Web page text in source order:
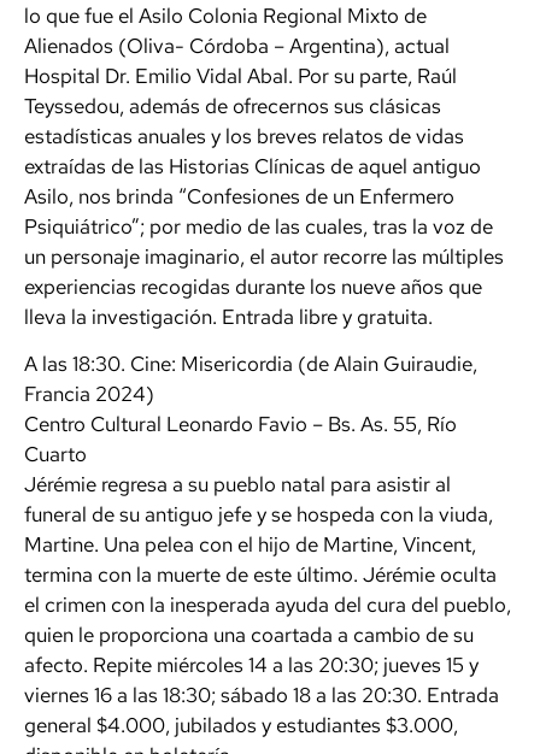
lo que fue el Asilo Colonia Regional Mixto de
Alienados (Oliva- Córdoba – Argentina), actual
Hospital Dr. Emilio Vidal Abal. Por su parte, Raúl
Teyssedou, además de ofrecernos sus clásicas
estadísticas anuales y los breves relatos de vidas
extraídas de las Historias Clínicas de aquel antiguo
Asilo, nos brinda “Confesiones de un Enfermero
Psiquiátrico”; por medio de las cuales, tras la voz de
un personaje imaginario, el autor recorre las múltiples
experiencias recogidas durante los nueve años que
lleva la investigación. Entrada libre y gratuita.
A las 18:30. Cine: Misericordia (de Alain Guiraudie,
Francia 2024)
Centro Cultural Leonardo Favio – Bs. As. 55, Río
Cuarto
Jérémie regresa a su pueblo natal para asistir al
funeral de su antiguo jefe y se hospeda con la viuda,
Martine. Una pelea con el hijo de Martine, Vincent,
termina con la muerte de este último. Jérémie oculta
el crimen con la inesperada ayuda del cura del pueblo,
quien le proporciona una coartada a cambio de su
afecto. Repite miércoles 14 a las 20:30; jueves 15 y
viernes 16 a las 18:30; sábado 18 a las 20:30. Entrada
general $4.000, jubilados y estudiantes $3.000,